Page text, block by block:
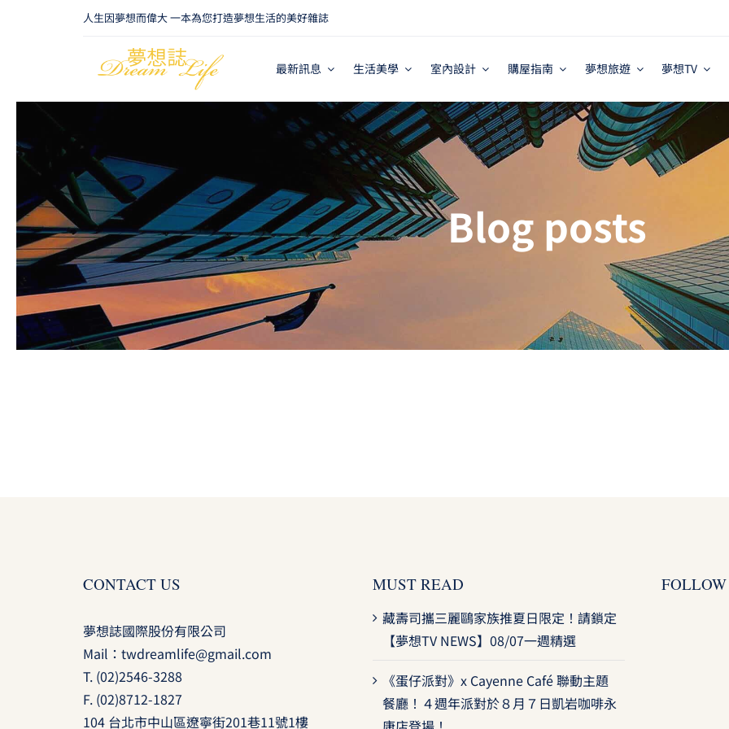
人生因夢想而偉大 一本為您打造夢想生活的美好雜誌
最新訊息 生活美學 室內設計 購屋指南 夢想旅遊 夢想TV
Blog posts
CONTACT US
夢想誌國際股份有限公司
Mail： twdreamlife@gmail.com
T. (02)2546-3288
F. (02)8712-1827
104 台北市中山區遼寧街201巷11號1樓
MUST READ
藏壽司攜三麗鷗家族推夏日限定！請鎖定
【夢想TV NEWS】08/07一週精選
《蛋仔派對》x Cayenne Café 聯動主題
餐廳！４週年派對於８月７日凱岩咖啡永